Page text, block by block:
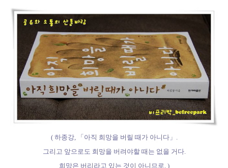
( 하종강, 「아직 희망을 버릴 때가 아니다」.
그리고 앞으로도 희망을 버려야할 때는 없을 거다.
희망은 버리라고 있는 것이 아니므로. )